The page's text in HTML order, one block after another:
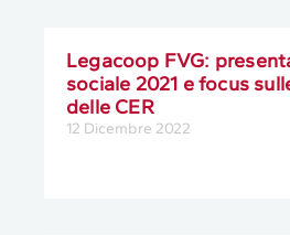
Legacoop FVG:
sociale 2021 e focus
delle CER
12 Dicembre 2022